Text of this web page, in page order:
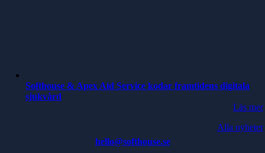
Softhouse & Apex Aid Service kodar framtidens digitala
sjukvård
Läs mer
Alla nyheter
hello@softhouse.se